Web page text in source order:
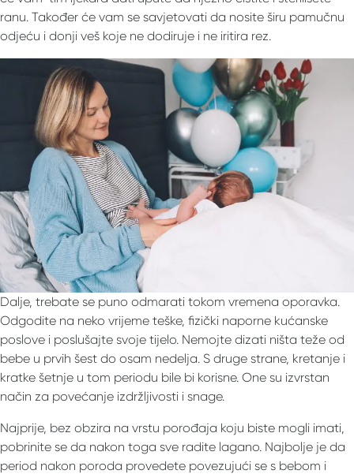
ranu. Također će vam se savjetovati da nosite širu pamučnu
odjeću i donji veš koje ne dodiruje i ne iritira rez.
Dalje, trebate se puno odmarati tokom vremena oporavka.
Odgodite na neko vrijeme teške, fizički naporne kućanske
poslove i poslušajte svoje tijelo. Nemojte dizati ništa teže od
bebe u prvih šest do osam nedelja. S druge strane, kretanje i
kratke šetnje u tom periodu bile bi korisne. One su izvrstan
način za povećanje izdržljivosti i snage.
Najprije, bez obzira na vrstu porođaja koju biste mogli imati,
pobrinite se da nakon toga sve radite lagano. Najbolje je da
period nakon poroda provedete povezujući se s bebom i